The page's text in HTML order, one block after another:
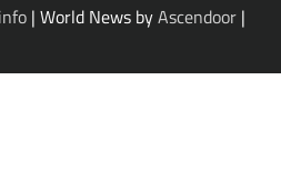
| World News byAscendoor |